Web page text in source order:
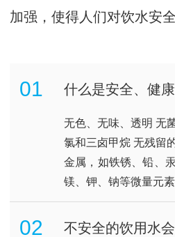
加强，使得人们对饮水安
01 什么是安全、健
无色、无味、透明 无
氯和三卤甲烷 无残留
金属，如铁锈、铅、
镁、钾、钠等微量元
02
不安全的饮用水